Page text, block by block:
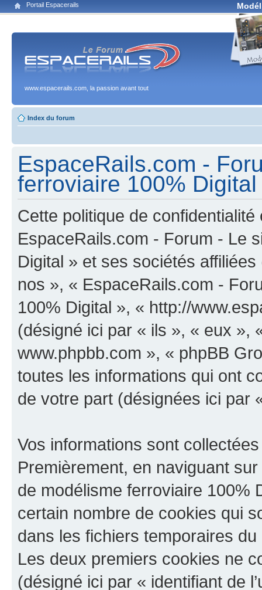
Portail Espacerails
www.espacerails.com, la passion avant tout
Index du forum
EspaceRails.com -
ferroviaire 100%
Cette politique de
EspaceRails.com - Forum - Le
Digital » et ses sociétés
nos », « EspaceRails.com -
100% Digital », « http://
(désigné ici par « ils », « eux »,
www.phpbb.com », « phpBB
toutes les informations qui ont
de votre part (désignées ici par
Vos informations sont
Premièrement, en naviguant
de modélisme ferroviaire 100%
certain nombre de cookies qui
dans les fichiers temporaires
Les deux premiers cookies ne
(désigné ici par « identifiant de